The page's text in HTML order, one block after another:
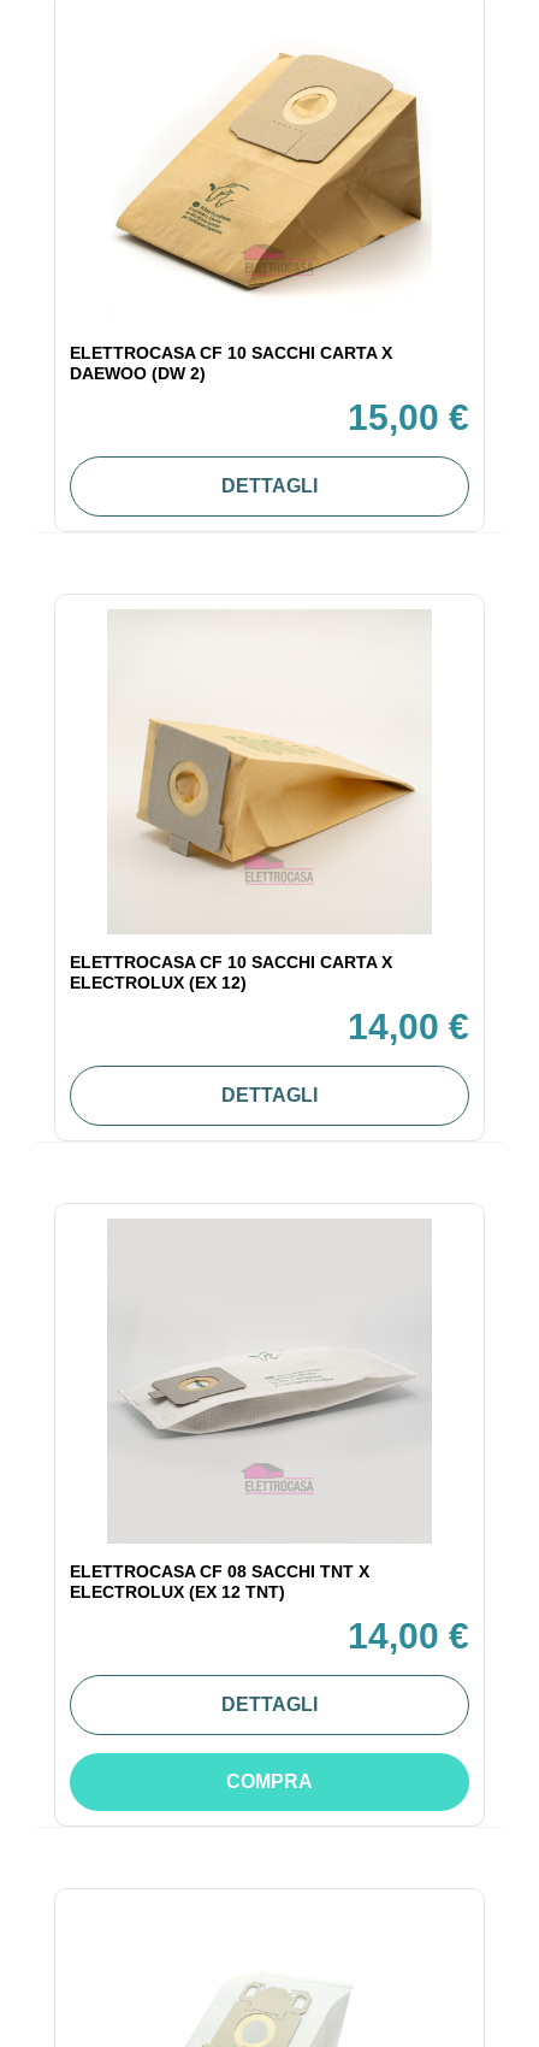
ELETTROCASA CF 10 SACCHI CARTA X
DAEWOO (DW 2)
15,00 €
DETTAGLI
ELETTROCASA CF 10 SACCHI CARTA X
ELECTROLUX (EX 12)
14,00 €
DETTAGLI
ELETTROCASA CF 08 SACCHI TNT X
ELECTROLUX (EX 12 TNT)
14,00 €
DETTAGLI
COMPRA